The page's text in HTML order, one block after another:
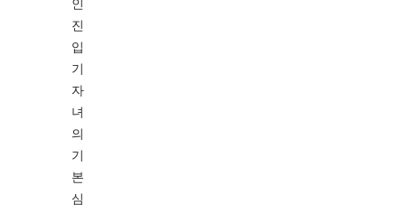
인
진
입
기
자
녀
의
기
본
심